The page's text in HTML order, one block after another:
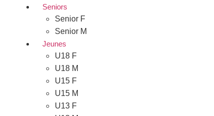
Seniors
Senior F
Senior M
Jeunes
U18 F
U18 M
U15 F
U15 M
U13 F